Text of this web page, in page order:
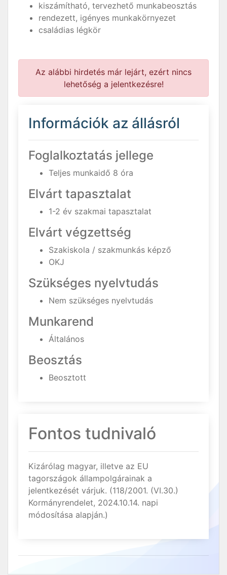
kiszámítható, tervezhető munkabeosztás
rendezett, igényes munkakörnyezet
családias légkör
Az alábbi hirdetés már lejárt, ezért nincs
lehetőség a jelentkezésre!
Információk az állásról
Foglalkoztatás jellege
Teljes munkaidő 8 óra
Elvárt tapasztalat
1-2 év szakmai tapasztalat
Elvárt végzettség
Szakiskola / szakmunkás képző
OKJ
Szükséges nyelvtudás
Nem szükséges nyelvtudás
Munkarend
Általános
Beosztás
Beosztott
Fontos tudnivaló
Kizárólag magyar, illetve az EU
tagországok állampolgárainak a
jelentkezését várjuk. (118/2001. (VI.30.)
Kormányrendelet, 2024.10.14. napi
módosítása alapján.)